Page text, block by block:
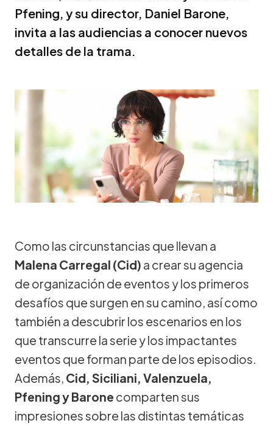
Pfening, y su director, Daniel Barone,
invita a las audiencias a conocer nuevos
detalles de la trama.
Como las circunstancias que llevan a
Malena Carregal (Cid) a crear su agencia
de organización de eventos y los primeros
desafíos que surgen en su camino, así como
también a descubrir los escenarios en los
que transcurre la serie y los impactantes
eventos que forman parte de los episodios.
Además, Cid, Siciliani, Valenzuela,
Pfening y Barone comparten sus
impresiones sobre las distintas temáticas